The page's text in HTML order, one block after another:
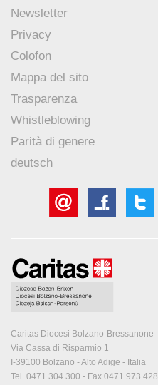
Newsletter
Privacy
Colofon
Mappa del sito
Trasparenza
Whistleblowing
Parità di genere
deutsch
Caritas Diocesi Bolzano-Bressanone
Via Cassa di Risparmio 1
I-39100 Bolzano - Alto Adige - Italia
Tel. 0471 304 300 - Fax 0471 973 428